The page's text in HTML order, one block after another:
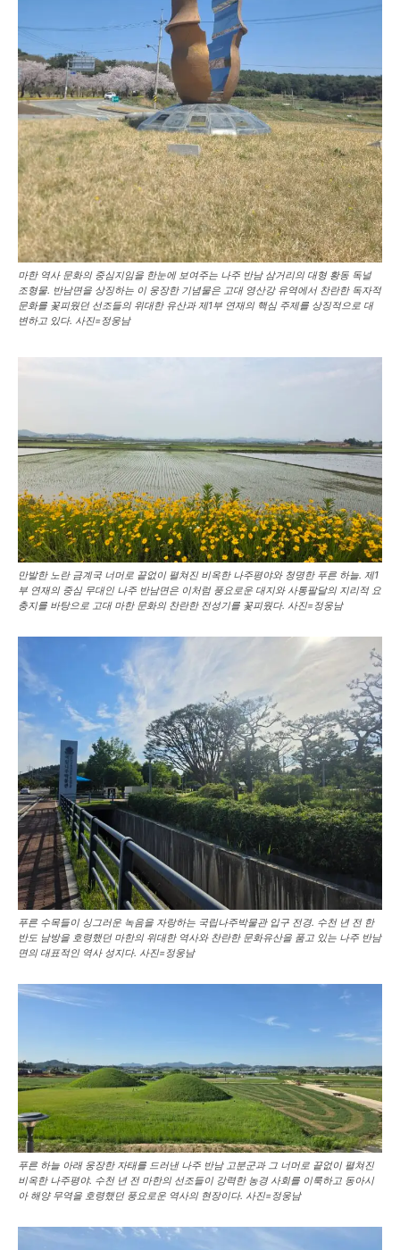
마한 역사 문화의 중심지임을 한눈에 보여주는 나주 반남 삼거리의 대형 황동 독널
조형물. 반남면을 상징하는 이 웅장한 기념물은 고대 영산강 유역에서 찬란한 독자적
문화를 꽃피웠던 선조들의 위대한 유산과 제1부 연재의 핵심 주제를 상징적으로 대
변하고 있다. 사진=정웅남
만발한 노란 금계국 너머로 끝없이 펼쳐진 비옥한 나주평야와 청명한 푸른 하늘. 제1
부 연재의 중심 무대인 나주 반남면은 이처럼 풍요로운 대지와 사통팔달의 지리적 요
충지를 바탕으로 고대 마한 문화의 찬란한 전성기를 꽃피웠다. 사진=정웅남
푸른 수목들이 싱그러운 녹음을 자랑하는 국립나주박물관 입구 전경. 수천 년 전 한
반도 남방을 호령했던 마한의 위대한 역사와 찬란한 문화유산을 품고 있는 나주 반남
면의 대표적인 역사 성지다. 사진=정웅남
푸른 하늘 아래 웅장한 자태를 드러낸 나주 반남 고분군과 그 너머로 끝없이 펼쳐진
비옥한 나주평야. 수천 년 전 마한의 선조들이 강력한 농경 사회를 이룩하고 동아시
아 해양 무역을 호령했던 풍요로운 역사의 현장이다. 사진=정웅남